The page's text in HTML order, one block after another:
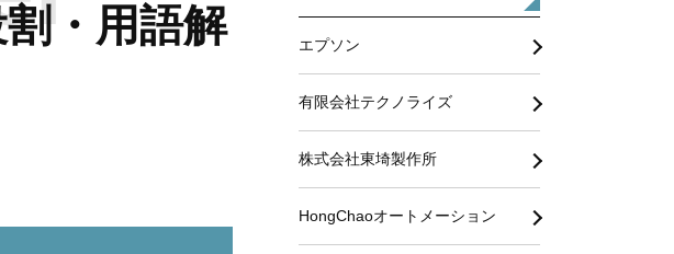
・用語解
エプソン
有限会社テクノライズ
株式会社東埼製作所
HongChaoオートメーション